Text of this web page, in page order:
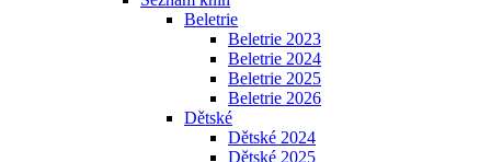
Beletrie
Beletrie 2023
Beletrie 2024
Beletrie 2025
Beletrie 2026
Dětské
Dětské 2024
Dětské 2025